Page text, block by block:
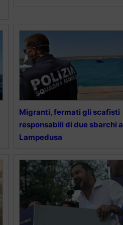
Migranti, fermati gli scafisti
responsabili di due sbarchi a
Lampedusa